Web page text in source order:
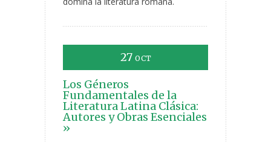
27 OCT
Los Géneros
Fundamentales de la
Literatura Latina Clásica:
Autores y Obras Esenciales
»